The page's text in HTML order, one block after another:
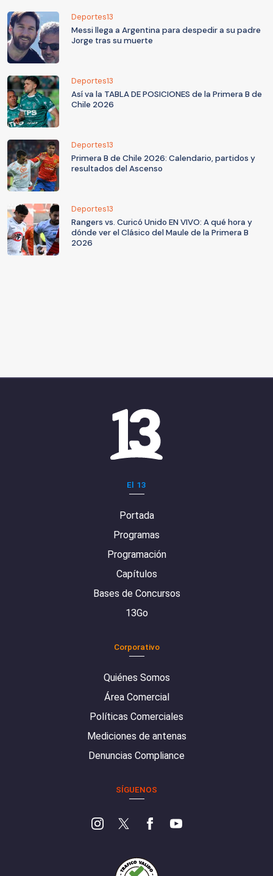
Deportes13
Messi llega a Argentina para despedir a su padre
Jorge tras su muerte
Deportes13
Así va la TABLA DE POSICIONES de la Primera B de
Chile 2026
Deportes13
Primera B de Chile 2026: Calendario, partidos y
resultados del Ascenso
Deportes13
Rangers vs. Curicó Unido EN VIVO: A qué hora y
dónde ver el Clásico del Maule de la Primera B
2026
El 13
Portada
Programas
Programación
Capítulos
Bases de Concursos
13Go
Corporativo
Quiénes Somos
Área Comercial
Políticas Comerciales
Mediciones de antenas
Denuncias Compliance
SÍGUENOS